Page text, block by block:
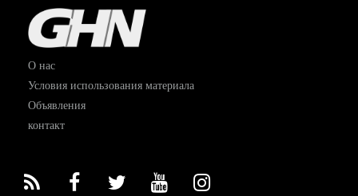
О нас
Условия использования материала
Объявления
контакт